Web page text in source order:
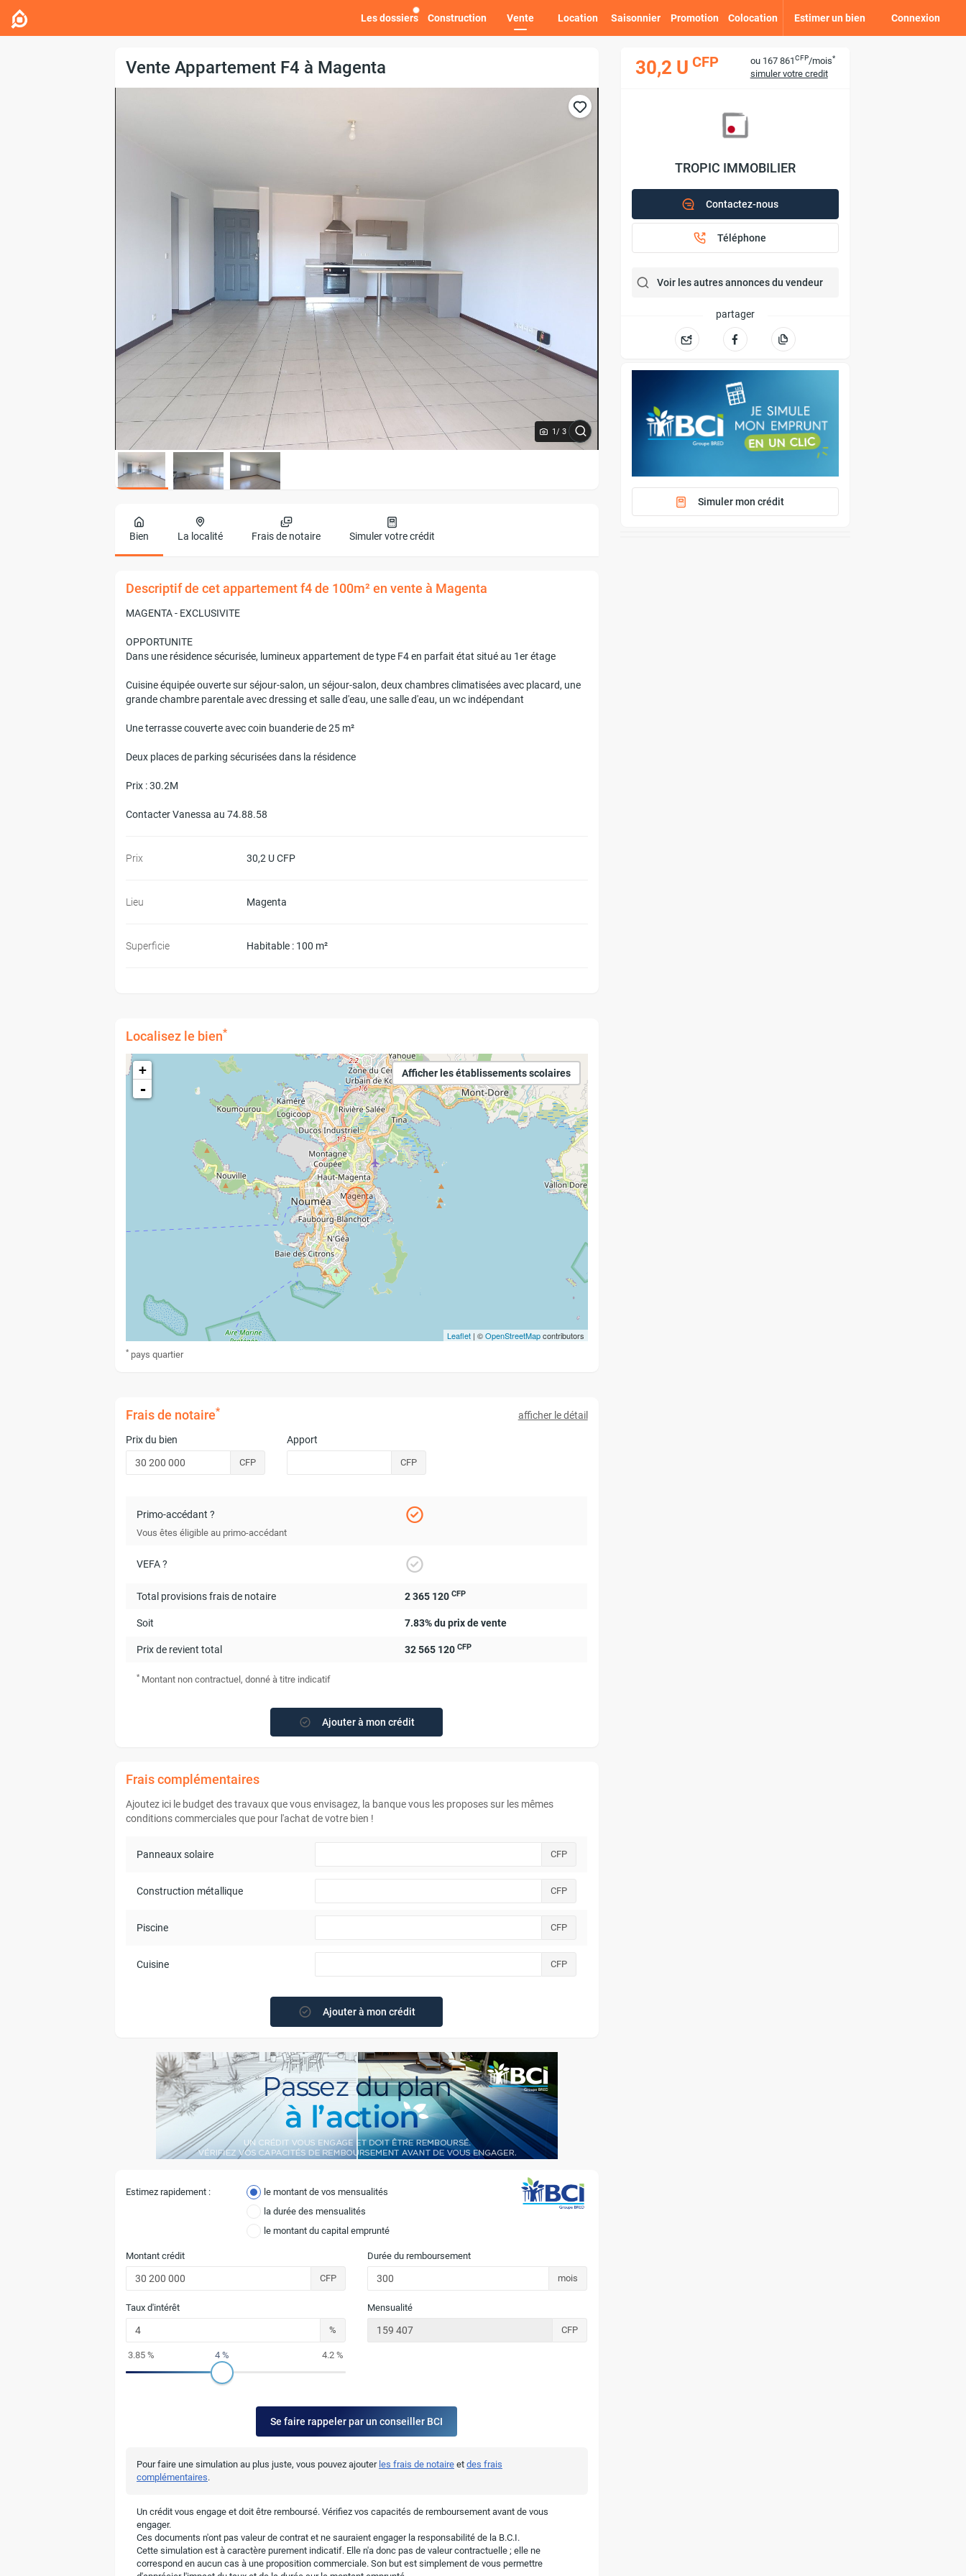
Estimer un bien Connexion
Les dossiers Construction Vente Location Saisonnier Promotion Colocation
Vente Appartement F4 à Magenta
1/ 3
Bien La localité Frais de notaire Simuler votre crédit
Descriptif de cet appartement f4 de 100m² en vente à Magenta
MAGENTA - EXCLUSIVITE
OPPORTUNITE
Dans une résidence sécurisée, lumineux appartement de type F4 en parfait état situé au 1er étage
Cuisine équipée ouverte sur séjour-salon, un séjour-salon, deux chambres climatisées avec placard, une
grande chambre parentale avec dressing et salle d'eau, une salle d'eau, un wc indépendant
Une terrasse couverte avec coin buanderie de 25 m²
Deux places de parking sécurisées dans la résidence
Prix : 30.2M
Contacter Vanessa au 74.88.58
Prix 30,2 U CFP
Lieu Magenta
Superficie Habitable : 100 m²
Localisez le bien*
Afficher les établissements scolaires
+
-
Leaflet| ©OpenStreetMapcontributors
* pays quartier
Frais de notaire* afficher le détail
Prix du bien
CFP
Apport
CFP
Primo-accédant ?
Vous êtes éligible au primo-accédant
VEFA ?
Total provisions frais de notaire 2 365 120 CFP
Soit 7.83% du prix de vente
Prix de revient total 32 565 120 CFP
* Montant non contractuel, donné à titre indicatif
Ajouter à mon crédit
Frais complémentaires
Ajoutez ici le budget des travaux que vous envisagez, la banque vous les proposes sur les mêmes
conditions commerciales que pour l'achat de votre bien !
Panneaux solaire CFP
Construction métallique CFP
Piscine CFP
Cuisine CFP
Ajouter à mon crédit
Estimez rapidement :
le montant de vos mensualités
la durée des mensualités
le montant du capital emprunté
Montant crédit
CFP
Taux d'intérêt
%
3.85 % 4.2 %
4 %
Durée du remboursement
mois
Mensualité
CFP
Se faire rappeler par un conseiller BCI
Pour faire une simulation au plus juste, vous pouvez ajouter les frais de notaire et des frais
complémentaires.
Un crédit vous engage et doit être remboursé. Vérifiez vos capacités de remboursement avant de vous
engager.
Ces documents n'ont pas valeur de contrat et ne sauraient engager la responsabilité de la B.C.I.
Cette simulation est à caractère purement indicatif. Elle n'a donc pas de valeur contractuelle ; elle ne
correspond en aucun cas à une proposition commerciale. Son but est simplement de vous permettre
30,2 U CFP ou 167 861CFP/mois*
simuler votre credit
TROPIC IMMOBILIER
Contactez-nous
Téléphone
Voir les autres annonces du vendeur
partager
Simuler mon crédit